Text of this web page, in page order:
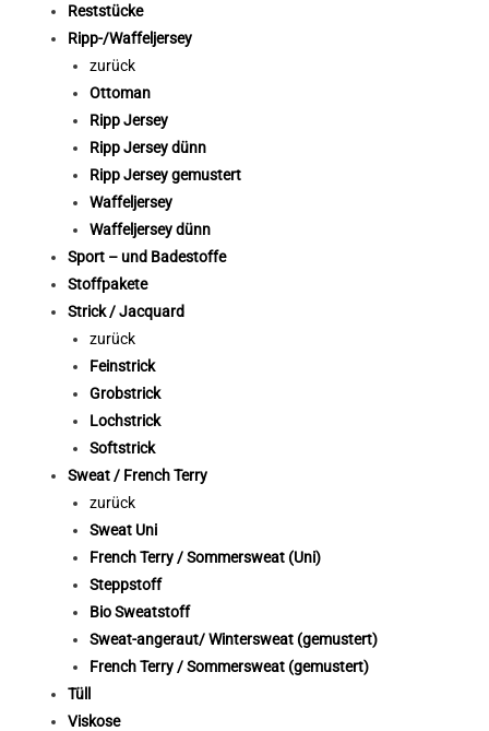
Reststücke
Ripp-/Waffeljersey
zurück
Ottoman
Ripp Jersey
Ripp Jersey dünn
Ripp Jersey gemustert
Waffeljersey
Waffeljersey dünn
Sport – und Badestoffe
Stoffpakete
Strick / Jacquard
zurück
Feinstrick
Grobstrick
Lochstrick
Softstrick
Sweat / French Terry
zurück
Sweat Uni
French Terry / Sommersweat (Uni)
Steppstoff
Bio Sweatstoff
Sweat-angeraut/ Wintersweat (gemustert)
French Terry / Sommersweat (gemustert)
Tüll
Viskose